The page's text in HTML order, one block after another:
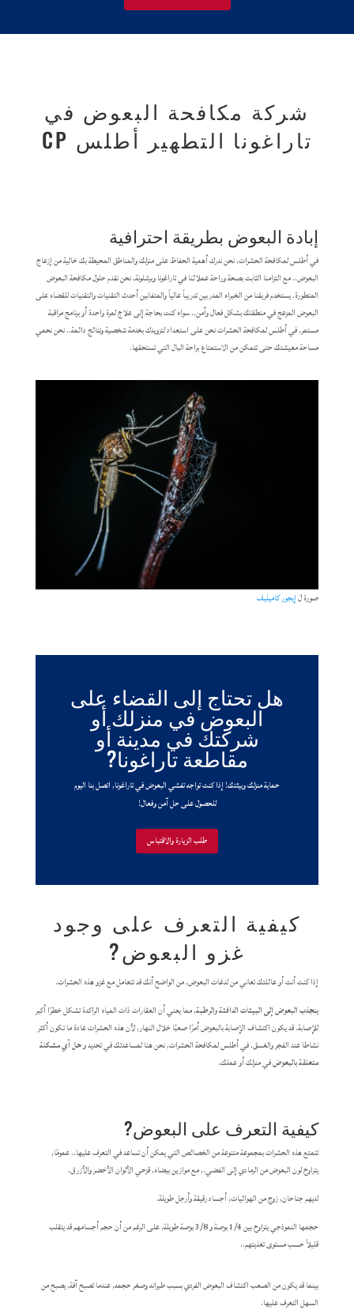
شركة مكافحة البعوض في
تاراغونا التطهير أطلس CP
إبادة البعوض بطريقة احترافية
في أطلس لمكافحة الحشرات, نحن ندرك أهمية الحفاظ على منزلك والمناطق المحيطة بك خالية من إزعاج
البعوض.. مع التزامنا الثابت بصحة وراحة عملائنا في تاراغونا وبرشلونة, نحن نقدم حلول مكافحة البعوض
المتطورة. يستخدم فريقنا من الخبراء المدربين تدريباً عالياً والمتفانين أحدث التقنيات والتقنيات للقضاء على
البعوض المزعج في منطقتك بشكل فعال وآمن.. سواء كنت بحاجة إلى علاج لمرة واحدة أو برنامج مراقبة
مستمر, في أطلس لمكافحة الحشرات نحن على استعداد لتزويدك بخدمة شخصية ونتائج دائمة.. نحن نحمي
مساحة معيشتك حتى تتمكن من الاستمتاع براحة البال التي تستحقها.
صورة لإيجور كاميليف
هل تحتاج إلى القضاء على
البعوض في منزلك أو
شركتك في مدينة أو
مقاطعة تاراغونا?
حماية منزلك وبيئتك! إذا كنت تواجه تفشي البعوض في تاراغونا, اتصل بنا اليوم
للحصول على حل آمن وفعال!
طلب الزيارة والاقتباس
كيفية التعرف على وجود
غزو البعوض?
إذا كنت أنت أو عائلتك تعاني من لدغات البعوض, من الواضح أنك قد تتعامل مع غزو هذه الحشرات.
ينجذب البعوض إلى البيئات الدافئة والرطبة, مما يعني أن العقارات ذات المياه الراكدة تشكل خطرًا أكبر
للإصابة. قد يكون اكتشاف الإصابة بالبعوض أمرًا صعبًا خلال النهار, لأن هذه الحشرات عادة ما تكون أكثر
نشاطا عند الفجر والغسق. في أطلس لمكافحة الحشرات, نحن هنا لمساعدتك في تحديد وحل أي مشكلة
متعلقة بالبعوضفي منزلك أو عملك.
كيفية التعرف على البعوض?
تتمتع هذه الحشرات بمجموعة متنوعة من الخصائص التي يمكن أن تساعد في التعرف عليها.. عمومًا,
يتراوح لون البعوض من الرمادي إلى الفضي., مع موازين بيضاء, قزحي الألوان الأخضر والأزرق.
لديهم جناحان, زوج من الهوائيات, أجساد رقيقة وأرجل طويلة.
حجمها النموذجي يتراوح بين 1/4 بوصة و 3/8 بوصة طويلة, على الرغم من أن حجم أجسامهم قد يتقلب
قليلاً حسب مستوى تغذيتهم..
بينما قد يكون من الصعب اكتشاف البعوض الفردي بسبب طيرانه وصغر حجمه, عندما تصبح آفة, يصبح من
السهل التعرف عليها.